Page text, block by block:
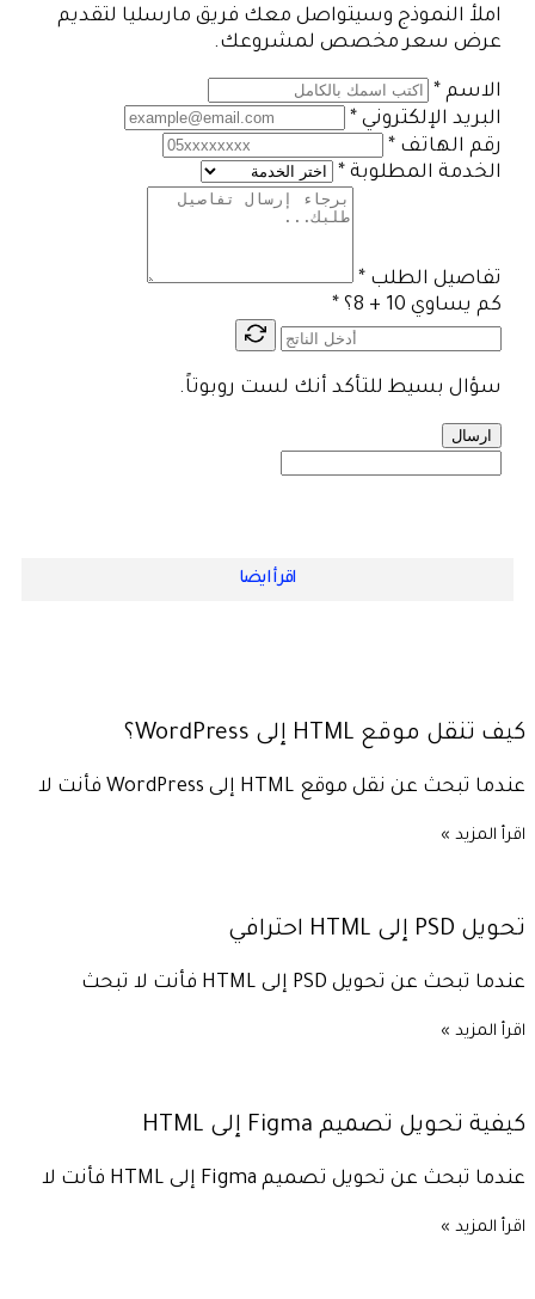
املأ النموذج وسيتواصل معك فريق مارسليا لتقديم
عرض سعر مخصص لمشروعك.
الاسم *
البريد الإلكتروني *
رقم الهاتف *
الخدمة المطلوبة *
تفاصيل الطلب *
كم يساوي 10 + 8؟
*
سؤال بسيط للتأكد أنك لست روبوتاً.
ارسال
اقرأ ايضا
كيف تنقل موقع HTML إلى WordPress؟
عندما تبحث عن نقل موقع HTML إلى WordPress فأنت لا
اقرأ المزيد »
تحويل PSD إلى HTML احترافي
عندما تبحث عن تحويل PSD إلى HTML فأنت لا تبحث
اقرأ المزيد »
كيفية تحويل تصميم Figma إلى HTML
عندما تبحث عن تحويل تصميم Figma إلى HTML فأنت لا
اقرأ المزيد »